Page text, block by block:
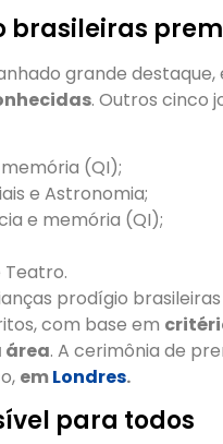
brasileiras
grande destaque,
. Outros cinco
(QI);
e Astronomia;
e memória (QI);
Teatro.
prodígio
com base em
área. A cerimônia de
emLondres.
para todos